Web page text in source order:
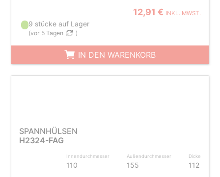
12,91 € INKL. MWST.
9 stücke auf Lager
(vor 5 Tagen )
IN DEN WARENKORB
SPANNHÜLSEN
H2324-FAG
Innendurchmesser
110
Außendurchmesser
155
Dicke
112